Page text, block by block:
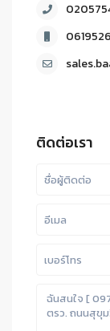
ติดต่อเรา